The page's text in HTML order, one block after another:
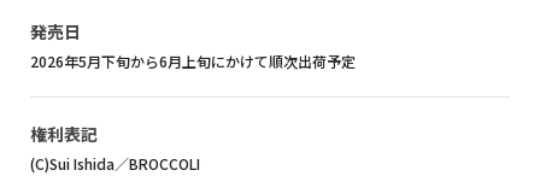
発売日
2026年5月下旬から6月上旬にかけて順次出荷予定
権利表記
(C)Sui Ishida／BROCCOLI